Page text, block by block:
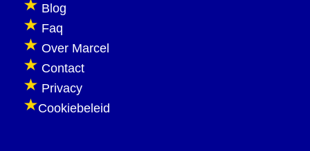
Blog
Faq
Over Marcel
Contact
Privacy
Cookiebeleid